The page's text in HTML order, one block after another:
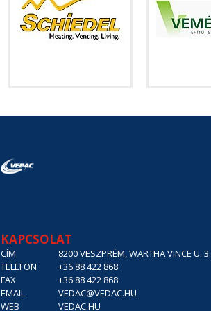
KAPCSOLAT
CÍM
8200 VESZPRÉM, WARTHA VINCE U. 3.
TELEFON
+36 88 422 868
FAX
+36 88 422 868
EMAIL
VEDAC@VEDAC.HU
WEB
VEDAC.HU